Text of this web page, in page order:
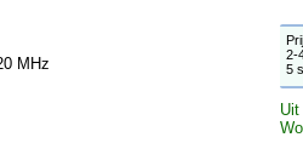
MHz
2-
5
Uit